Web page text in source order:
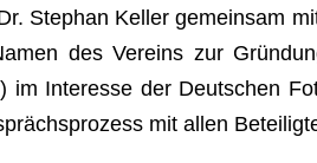
Ste­phan Kel­ler gemein­sam
des Ver­eins zur
im Inter­esse der Deut­schen
mit allen